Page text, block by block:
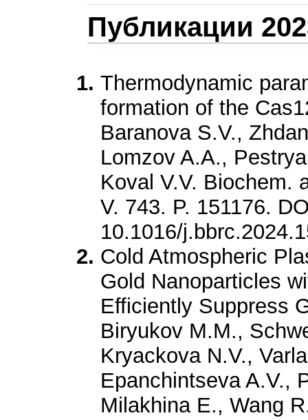
Публикации
Thermodynamic
formation of the
Baranova S.V.,
Lomzov A.A.,
Koval V.V. Biochem.
V. 743. P. 151176.
10.1016/
Cold Atmospheric
Gold Nanoparticles
Efficiently Suppress
Biryukov M.M.,
Kryackova N.V.,
Epanchintseva A.V.,
Milakhina E., Wang